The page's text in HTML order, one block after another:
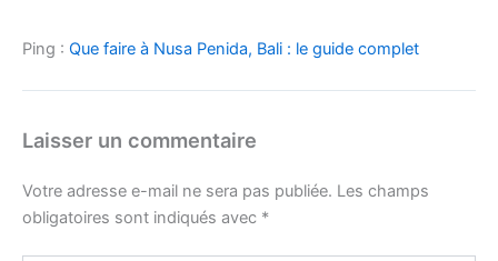
Ping : Que faire à Nusa Penida, Bali : le guide complet
Laisser un commentaire
Votre adresse e-mail ne sera pas publiée. Les champs
obligatoires sont indiqués avec *